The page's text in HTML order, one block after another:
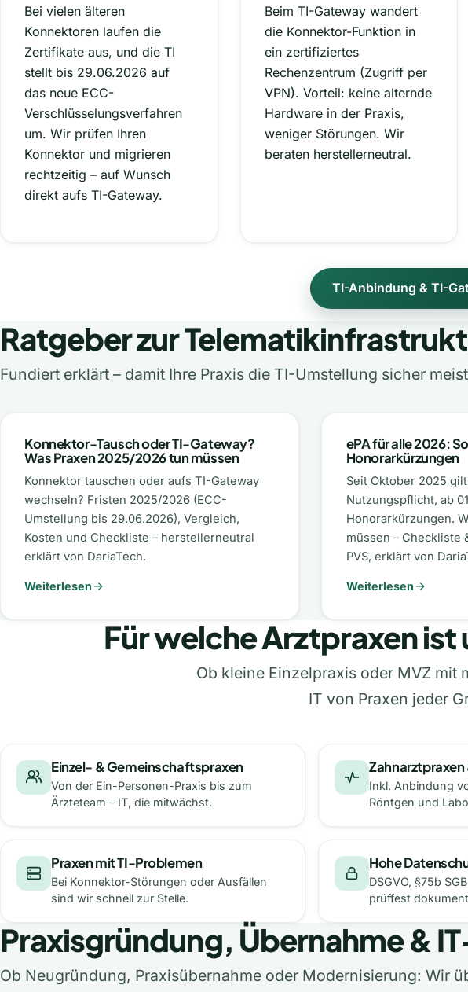
Bei vielen älteren
Konnektoren laufen die
Zertifikate aus, und die TI
stellt bis 29.06.2026 auf
das neue ECC-
Verschlüsselungsverfahren
um. Wir prüfen Ihren
Konnektor und migrieren
rechtzeitig – auf Wunsch
direkt aufs TI-Gateway.
Beim TI-Gateway wandert
die Konnektor-Funktion in
ein zertifiziertes
Rechenzentrum (Zugriff per
VPN). Vorteil: keine alternde
Hardware in der Praxis,
weniger Störungen. Wir
beraten herstellerneutral.
TI-Anbindung & TI-
Ratgeber zur
Fundiert erklärt – damit Ihre Praxis die TI-Umstellung sicher
Konnektor-Tausch oder TI-Gateway?
Was Praxen 2025/2026 tun müssen
Konnektor tauschen oder aufs TI-Gateway
wechseln? Fristen 2025/2026 (ECC-
Umstellung bis 29.06.2026), Vergleich,
Kosten und Checkliste – herstellerneutral
erklärt von DariaTech.
Weiterlesen
ePA für alle 2026:
Honorarkürzungen
Seit Oktober 2025
Nutzungspflicht, ab
Honorarkürzungen.
müssen – Checkliste
PVS, erklärt von
Weiterlesen
Für welche Arztpraxen
Ob kleine Einzelpraxis oder MVZ mit
IT von Praxen jeder
Einzel- & Gemeinschaftspraxen
Von der Ein-Personen-Praxis bis zum
Ärzteteam – IT, die mitwächst.
Inkl. Anbindung
Röntgen und
Praxen mit TI-Problemen
Bei Konnektor-Störungen oder Ausfällen
sind wir schnell zur Stelle.
Hohe
DSGVO, §75b
prüffest
Praxisgründung, Übernahme &
Ob Neugründung, Praxisübernahme oder Modernisierung: Wir